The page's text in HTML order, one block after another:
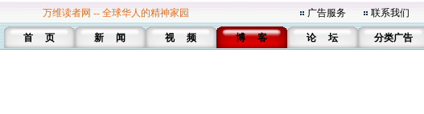
万维读者网 -- 全球华人的精神家园 广告服务 联系我们
首 页 新 闻 视 频 博 客 论 坛 分类广告